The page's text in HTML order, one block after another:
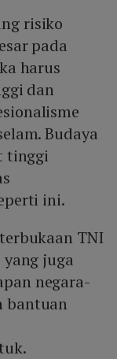
risiko
pada
harus
dan
Budaya
tinggi
ini.
TNI
juga
negara-
bantuan